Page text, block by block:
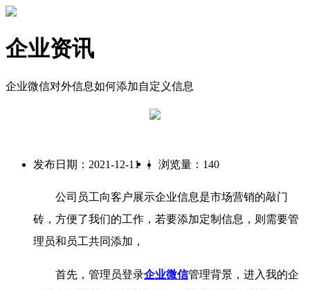
企业资讯
企业微信对外信息如何添加自定义信息
发布日期：2021-12-11 | 浏览量：140
公司员工向客户展示企业信息是市场营销的敲门
砖，方便了我们的工作，若要添加定制信息，则需要管
理员和员工共同添加，
首先，管理员登录企业微信管理背景，进入我的企